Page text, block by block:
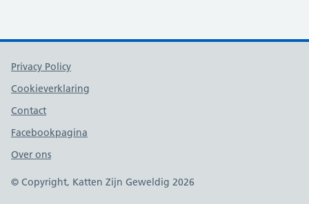
Support links
Privacy Policy
Cookieverklaring
Contact
Facebookpagina
Over ons
© Copyright, Katten Zijn Geweldig 2026